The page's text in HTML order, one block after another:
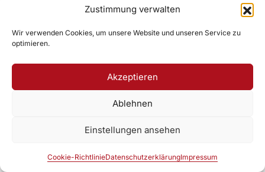
Zustimmung verwalten
Wir verwenden Cookies, um unsere Website und unseren Service zu
optimieren.
Akzeptieren
Ablehnen
Einstellungen ansehen
Cookie-RichtlinieDatenschutzerklärungImpressum
Unser YouTube-Kanal
Zur DAV Webseite